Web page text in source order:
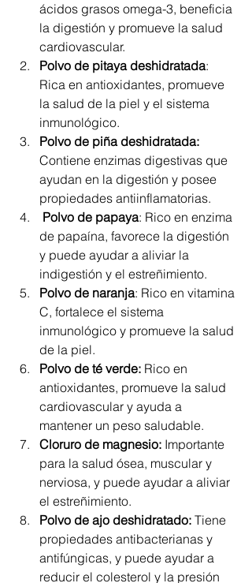
ácidos grasos omega-3, beneficia
la digestión y promueve la salud
cardiovascular.
Polvo de pitaya deshidratada:
Rica en antioxidantes, promueve
la salud de la piel y el sistema
inmunológico.
Polvo de piña deshidratada:
Contiene enzimas digestivas que
ayudan en la digestión y posee
propiedades antiinflamatorias.
Polvo de papaya: Rico en enzima
de papaína, favorece la digestión
y puede ayudar a aliviar la
indigestión y el estreñimiento.
Polvo de naranja: Rico en vitamina
C, fortalece el sistema
inmunológico y promueve la salud
de la piel.
Polvo de té verde: Rico en
antioxidantes, promueve la salud
cardiovascular y ayuda a
mantener un peso saludable.
Cloruro de magnesio: Importante
para la salud ósea, muscular y
nerviosa, y puede ayudar a aliviar
el estreñimiento.
Polvo de ajo deshidratado: Tiene
propiedades antibacterianas y
antifúngicas, y puede ayudar a
reducir el colesterol y la presión